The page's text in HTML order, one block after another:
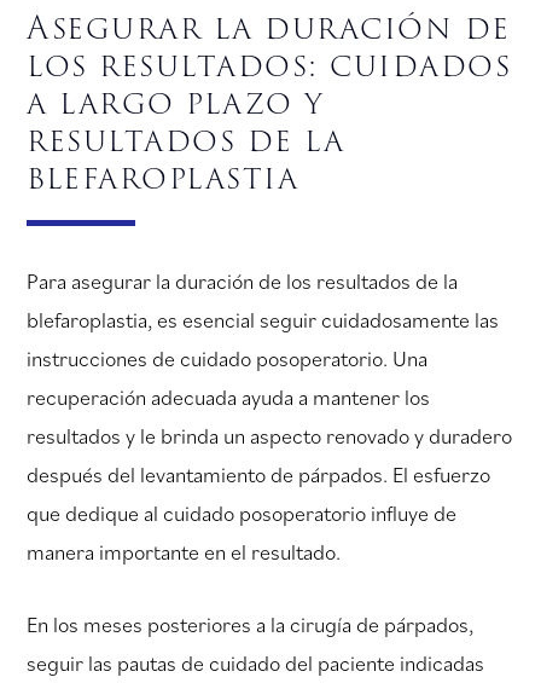
Asegurar la duración de
los resultados: cuidados
a largo plazo y
resultados de la
blefaroplastia
Para asegurar la duración de los resultados de la
blefaroplastia, es esencial seguir cuidadosamente las
instrucciones de cuidado posoperatorio. Una
recuperación adecuada ayuda a mantener los
resultados y le brinda un aspecto renovado y duradero
después del levantamiento de párpados. El esfuerzo
que dedique al cuidado posoperatorio influye de
manera importante en el resultado.
En los meses posteriores a la cirugía de párpados,
seguir las pautas de cuidado del paciente indicadas